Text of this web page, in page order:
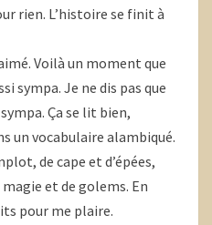
rien. L’histoire se finit à
Voilà un moment que
sympa. Je ne dis pas que
Ça se lit bien,
un vocabulaire alambiqué.
de cape et d’épées,
et de golems. En
pour me plaire.